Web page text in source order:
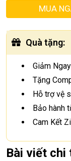
MUA
Quà tặng:
Giảm
Tặng
Hỗ trợ vệ
Bảo hành
Cam Kết
Bài viết chi